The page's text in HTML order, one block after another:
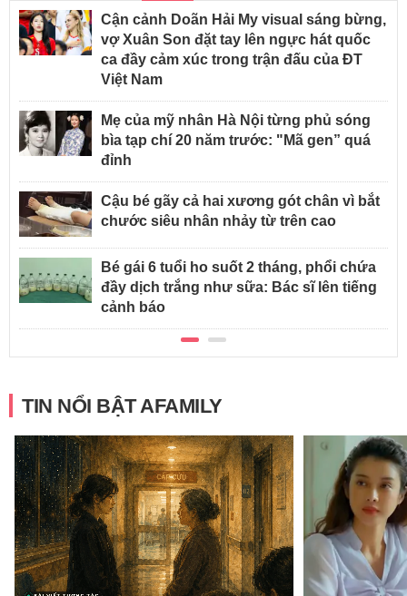
Cận cảnh Doãn Hải My visual sáng bừng,
vợ Xuân Son đặt tay lên ngực hát quốc
ca đầy cảm xúc trong trận đấu của ĐT
Việt Nam
Mẹ của mỹ nhân Hà Nội từng phủ sóng
bìa tạp chí 20 năm trước: "Mã gen” quá
đỉnh
Cậu bé gãy cả hai xương gót chân vì bắt
chước siêu nhân nhảy từ trên cao
Bé gái 6 tuổi ho suốt 2 tháng, phổi chứa
đầy dịch trắng như sữa: Bác sĩ lên tiếng
cảnh báo
TIN NỔI BẬT AFAMILY